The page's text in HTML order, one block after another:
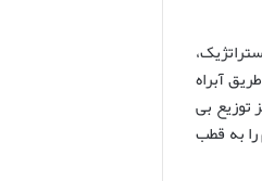
آبراه
توزیع بی
را به قطب